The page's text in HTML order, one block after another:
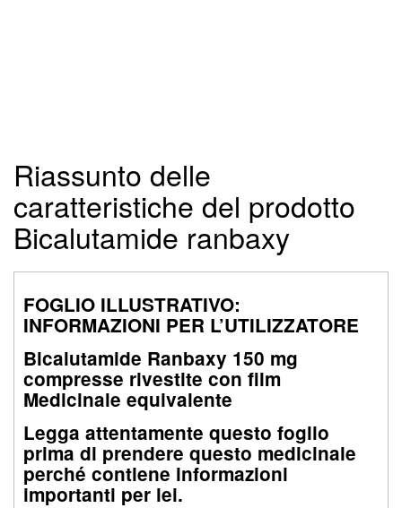
Riassunto delle
caratteristiche del prodotto
Bicalutamide ranbaxy
FOGLIO ILLUSTRATIVO:
INFORMAZIONI PER L’UTILIZZATORE
Bicalutamide Ranbaxy 150 mg
compresse rivestite con film
Medicinale equivalente
Legga attentamente questo foglio
prima di prendere questo medicinale
perché contiene informazioni
importanti per lei.